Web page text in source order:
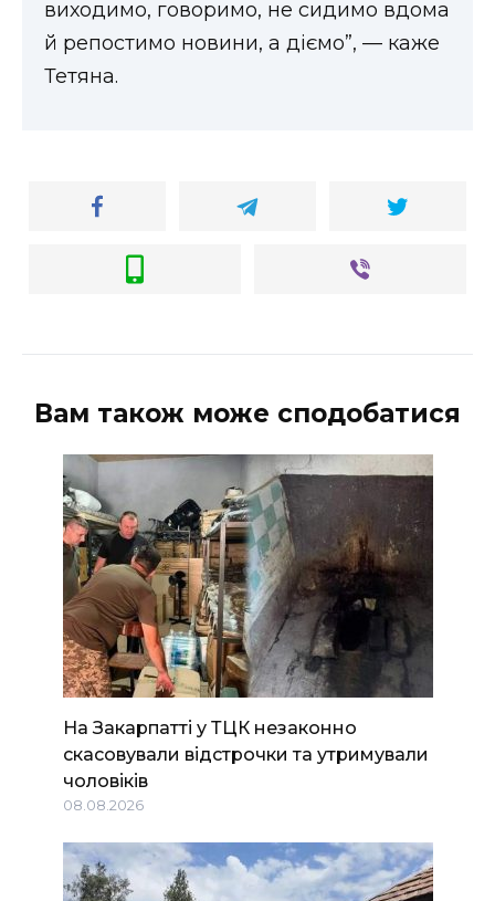
виходимо, говоримо, не сидимо вдома
й репостимо новини, а діємо”, — каже
Тетяна.
Вам також може сподобатися
На Закарпатті у ТЦК незаконно
скасовували відстрочки та утримували
чоловіків
08.08.2026